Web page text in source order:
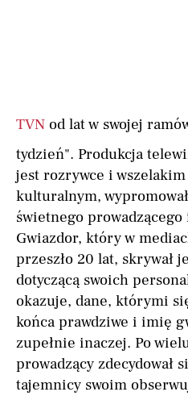
TVN od lat w swojej
tydzień". Produkcja
jest rozrywce i
kulturalnym,
świetnego
Gwiazdor, który w
przeszło 20 lat, skrywał
dotyczącą swoich
okazuje, dane, którymi
końca prawdziwe i imię
zupełnie inaczej. Po
prowadzący zdecydował
tajemnicy swoim